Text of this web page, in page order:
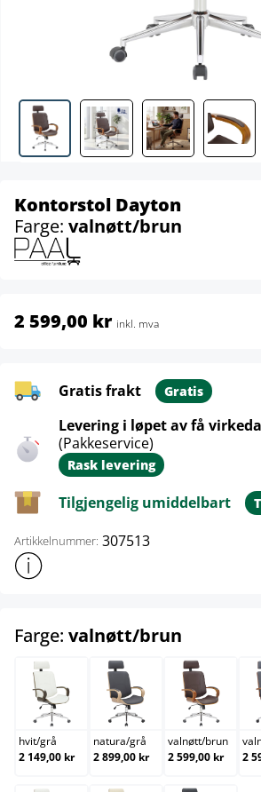
Kontorstol Dayton
Farge: valnøtt/brun
2 599,00 kr inkl. mva
Gratis frakt Gratis
Levering i løpet av få
(Pakkeservice)
Rask levering
Tilgjengelig umiddelbart
Artikkelnummer: 307513
Vis mer produktinformasjon
Farge: valnøtt/brun
hvit/grå
hvit/grå
2 149,00 kr
natura/grå
natura/grå
2 899,00 kr
valnøtt/
valnøtt/brun
2 599,00 kr
2